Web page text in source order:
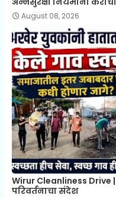
August 08, 2026
Wirur Cleanliness Drive
परिवर्तनाचा संदेश